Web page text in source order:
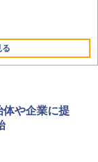
ズモデル (10イ
から 数千点の
使い放題
!はじめてずかん
ィ])
「サーキット・
グラミングする
誕生日 クリ
体や企業に提